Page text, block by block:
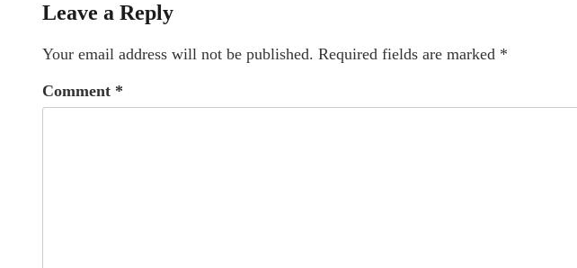
Leave a Reply
Your email address will not be published. Required fields are marked *
Comment *